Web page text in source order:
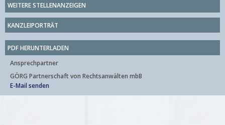
WEITERE STELLENANZEIGEN
KANZLEIPORTRÄT
PDF HERUNTERLADEN
Ansprechpartner
GÖRG Partnerschaft von Rechtsanwälten mbB
E-Mail senden